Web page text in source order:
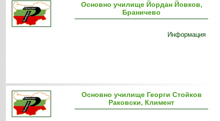
Основно училище Йордан Йовков,
Браничево
Информация
Основно училище Георги Стойков
Раковски, Климент